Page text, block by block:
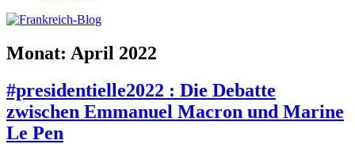
Monat: April 2022
#presidentielle2022 : Die Debatte
zwischen Emmanuel Macron und Marine
Le Pen